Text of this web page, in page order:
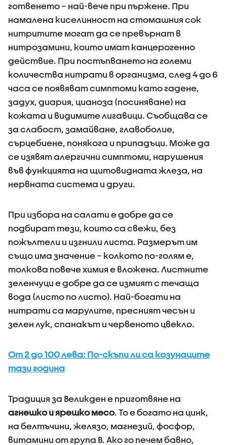
готвенето – най-вече при пържене. При
намалена киселинност на стомашния сок
нитритите могат да се превърнат в
нитрозамини, които имат канцерогенно
действие. При постъпването на големи
количества нитрати в организма, след 4 до 6
часа се появяват симптоми като гадене,
задух, диария, цианоза (посиняване) на
кожата и видимите лигавици. Съобщава се
за слабост, замайване, главоболие,
сърцебиене, понякога и припадъци. Може да
се изявят алергични симптоми, нарушения
във функцията на щитовидната жлеза, на
нервната система и други.
При избора на салати е добре да се
подбират тези, които са свежи, без
пожълтели и изгнили листа. Размерът им
също има значение – колкото по-голям е,
толкова повече химия е вложена. Листните
зеленчуци е добре да се измият с течаща
вода (листо по листо). Най-богати на
нитрати са марулите, пресният чесън и
зелен лук, спанакът и червеното цвекло.
От 2 до 100 лева: По-скъпи ли са козунаците
тази година
Традиция за Великден е приготвяне на
агнешко и ярешко месо. То е богато на цинк,
на белтъчини, желязо, магнезий, фосфор,
витамини от група В. Ако го печем бавно,